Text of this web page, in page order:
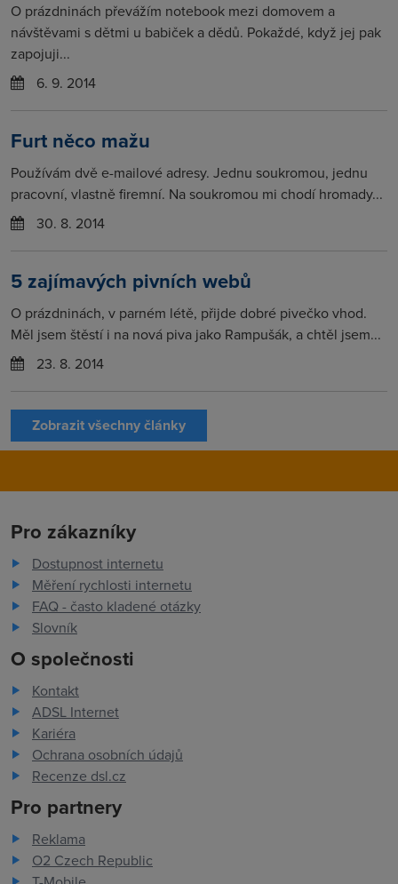
O prázdninách převážím notebook mezi domovem a
návštěvami s dětmi u babiček a dědů. Pokaždé, když jej pak
zapojuji...
6. 9. 2014
Furt něco mažu
Používám dvě e-mailové adresy. Jednu soukromou, jednu
pracovní, vlastně firemní. Na soukromou mi chodí hromady...
30. 8. 2014
5 zajímavých pivních webů
O prázdninách, v parném létě, přijde dobré pivečko vhod.
Měl jsem štěstí i na nová piva jako Rampušák, a chtěl jsem...
23. 8. 2014
Zobrazit všechny články
Pro zákazníky
Dostupnost internetu
Měření rychlosti internetu
FAQ - často kladené otázky
Slovník
O společnosti
Kontakt
ADSL Internet
Kariéra
Ochrana osobních údajů
Recenze dsl.cz
Pro partnery
Reklama
O2 Czech Republic